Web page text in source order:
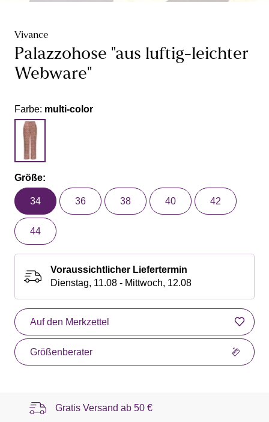
Vivance
Palazzohose "aus luftig-leichter
Webware"
Farbe: multi-color
Größe:
34 36 38 40 42
44
Voraussichtlicher Liefertermin
Dienstag, 11.08 - Mittwoch, 12.08
Auf den Merkzettel
Größenberater
Gratis Versand ab 50 €